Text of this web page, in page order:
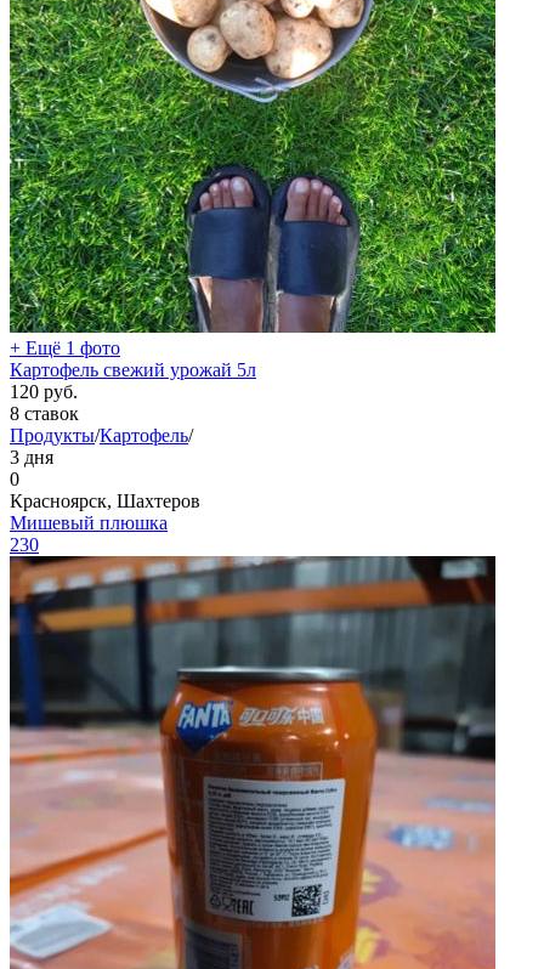
+ Ещё 1 фото
Картофель свежий урожай 5л
120 руб.
8 ставок
Продукты/Картофель/
3 дня
0
Красноярск, Шахтеров
Мишевый плюшка
230